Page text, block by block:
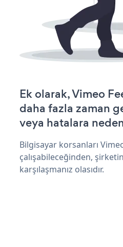
Ek olarak, Vimeo
daha fazla zaman
veya hatalara
Bilgisayar korsanları
çalışabileceğinden,
karşılaşmanız olasıdır.